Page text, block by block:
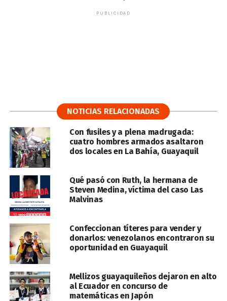
PUBLICIDAD
NOTICIAS RELACIONADAS
Con fusiles y a plena madrugada:
cuatro hombres armados asaltaron
dos locales en La Bahía, Guayaquil
Qué pasó con Ruth, la hermana de
Steven Medina, víctima del caso Las
Malvinas
Confeccionan títeres para vender y
donarlos: venezolanos encontraron su
oportunidad en Guayaquil
Mellizos guayaquileños dejaron en alto
al Ecuador en concurso de
matemáticas en Japón